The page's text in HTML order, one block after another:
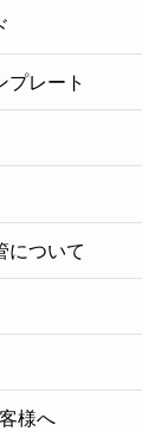
プレート
について
様へ